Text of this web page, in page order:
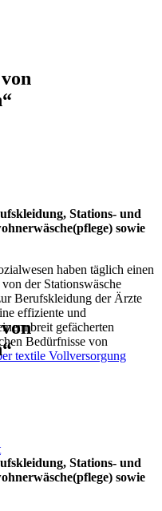
Stations- und
sowie
haben täglich einen
der Stationswäsche
Berufskleidung der Ärzte
effiziente und
breit gefächerten
Bedürfnisse von
textile Vollversorgung
Stations- und
sowie